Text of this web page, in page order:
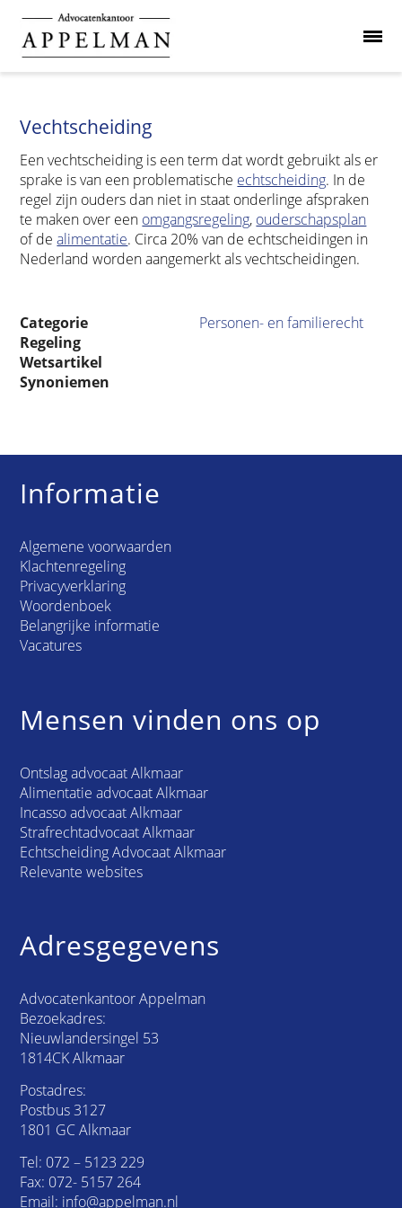
Vechtscheiding
Een vechtscheiding is een term dat wordt gebruikt als er
sprake is van een problematische echtscheiding. In de
regel zijn ouders dan niet in staat onderlinge afspraken
te maken over een omgangsregeling, ouderschapsplan
of dealimentatie. Circa 20% van de echtscheidingen in
Nederland worden aangemerkt als vechtscheidingen.
Categorie
Personen- en familierecht
Regeling
Wetsartikel
Synoniemen
Informatie
Algemene voorwaarden
Klachtenregeling
Privacyverklaring
Woordenboek
Belangrijke informatie
Vacatures
Mensen vinden ons op
Ontslag advocaat Alkmaar
Alimentatie advocaat Alkmaar
Incasso advocaat Alkmaar
Strafrechtadvocaat Alkmaar
Echtscheiding Advocaat Alkmaar
Relevante websites
Adresgegevens
Advocatenkantoor Appelman
Bezoekadres:
Nieuwlandersingel 53
1814CK Alkmaar
Postadres:
Postbus 3127
1801 GC Alkmaar
Tel: 072 – 5123 229
Fax: 072- 5157 264
Email: info@appelman.nl